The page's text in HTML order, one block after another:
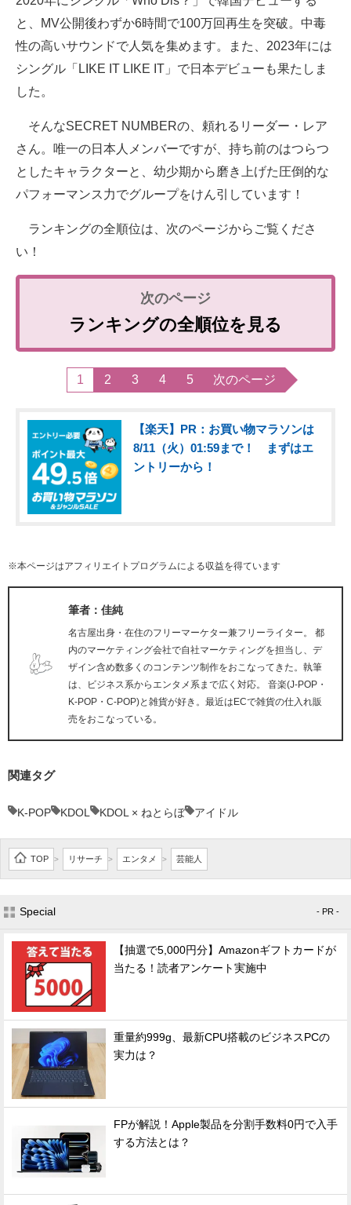
と、MV公開後わずか6時間で100万回再生を突破。中毒
性の高いサウンドで人気を集めます。また、2023年には
シングル「LIKE IT LIKE IT」で日本デビューも果たしま
した。
そんなSECRET NUMBERの、頼れるリーダー・レア
さん。唯一の日本人メンバーですが、持ち前のはつらつ
としたキャラクターと、幼少期から磨き上げた圧倒的な
パフォーマンス力でグループをけん引しています！
ランキングの全順位は、次のページからご覧くださ
い！
ランキングの全順位を見る
1 2 3 4 5 次のページ
【楽天】PR：お買い物マラソンは
8/11（火）01:59まで！ まずはエ
ントリーから！
※本ページはアフィリエイトプログラムによる収益を得ています
筆者：佳純
名古屋出身・在住のフリーマーケター兼フリーライター。 都
内のマーケティング会社で自社マーケティングを担当し、デ
ザイン含め数多くのコンテンツ制作をおこなってきた。執筆
は、ビジネス系からエンタメ系まで広く対応。 音楽(J-POP・
K-POP・C-POP)と雑貨が好き。最近はECで雑貨の仕入れ販
売をおこなっている。
関連タグ
K-POP KDOL KDOL × ねとらぼ アイドル
TOP > リサーチ > エンタメ > 芸能人
Special - PR -
【抽選で5,000円分】Amazonギフトカードが
当たる！読者アンケート実施中
重量約999g、最新CPU搭載のビジネスPCの
実力は？
FPが解説！Apple製品を分割手数料0円で入手
する方法とは？